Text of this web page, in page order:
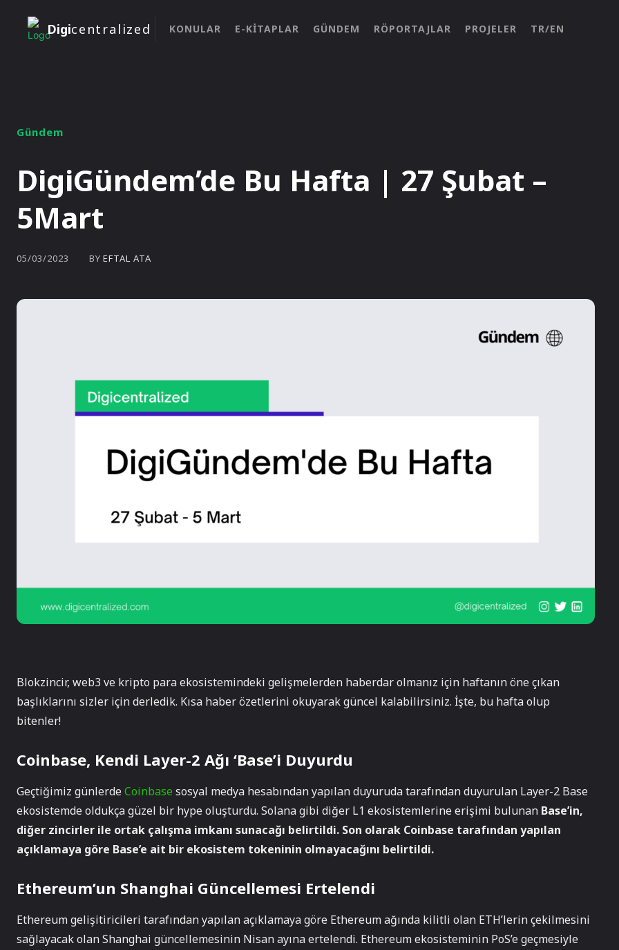
Digicentralized KONULAR E-KITAPLAR GÜNDEM RÖPORTAJLAR PROJELER TR/EN
Gündem
DigiGündem’de Bu Hafta | 27 Şubat –
5Mart
05/03/2023 BY EFTAL ATA
Blokzincir, web3 ve kripto para ekosistemindeki gelişmelerden haberdar olmanız için haftanın öne çıkan
başlıklarını sizler için derledik. Kısa haber özetlerini okuyarak güncel kalabilirsiniz. İşte, bu hafta olup
bitenler!
Coinbase, Kendi Layer-2 Ağı ‘Base’i Duyurdu
Geçtiğimiz günlerdeCoinbase sosyal medya hesabından yapılan duyuruda tarafından duyurulan Layer-2 Base
ekosistemde oldukça güzel bir hype oluşturdu. Solana gibi diğer L1 ekosistemlerine erişimi bulunan Base’in,
diğer zincirler ile ortak çalışma imkanı sunacağı belirtildi. Son olarak Coinbase tarafından yapılan
açıklamaya göre Base’e ait bir ekosistem tokeninin olmayacağını belirtildi.
Ethereum’un Shanghai Güncellemesi Ertelendi
Ethereum gelişitiricileri tarafından yapılan açıklamaya göre Ethereum ağında kilitli olan ETH’lerin çekilmesini
sağlayacak olan Shanghai güncellemesinin Nisan ayına ertelendi. Ethereum ekosisteminin PoS’e geçmesiyle